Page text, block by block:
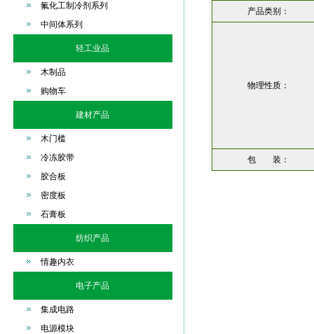
氟化工制冷剂系列
中间体系列
轻工业品
木制品
购物车
建材产品
木门槛
冷冻胶带
胶合板
密度板
石膏板
纺织产品
情趣内衣
电子产品
集成电路
电源模块
产品类别：
物理性质：
包 装：